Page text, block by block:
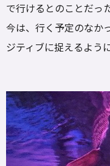
で行けるとのことだっ
今は、行く予定のなか
ジティブに捉えるよう